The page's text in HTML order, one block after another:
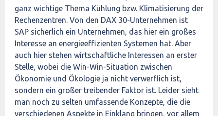
ganz wichtige Thema Kühlung bzw. Klimatisierung der
Rechenzentren. Von den DAX 30-Unternehmen ist
SAP sicherlich ein Unternehmen, das hier ein großes
Interesse an energieeffizienten Systemen hat. Aber
auch hier stehen wirtschaftliche Interessen an erster
Stelle, wobei die Win-Win-Situation zwischen
Ökonomie und Ökologie ja nicht verwerflich ist,
sondern ein großer treibender Faktor ist. Leider sieht
man noch zu selten umfassende Konzepte, die die
verschiedenen Aspekte in Einklang bringen, vor allem